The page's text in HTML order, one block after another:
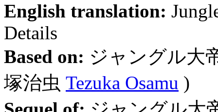
English translation:
Details
Based on: ジャングル大
塚治虫 Tezuka Osamu )